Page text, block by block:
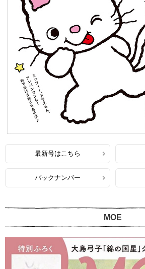
最新号はこちら
バックナンバー
MOE